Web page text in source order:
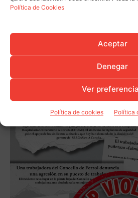
Política de Cookies
Aceptar
Denegar
Ver
Política de cookies Política